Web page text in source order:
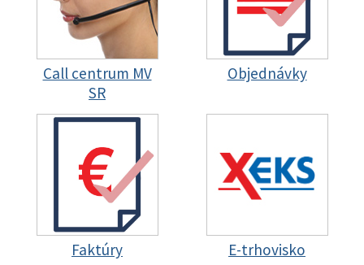
Call centrum MV
SR
Objednávky
Faktúry E-trhovisko